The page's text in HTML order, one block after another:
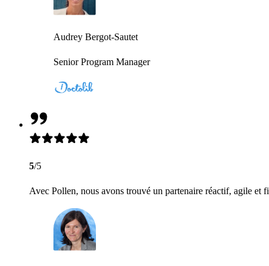
Audrey Bergot-Sautet
Senior Program Manager
5/5
Avec Pollen, nous avons trouvé un partenaire réactif, agile et